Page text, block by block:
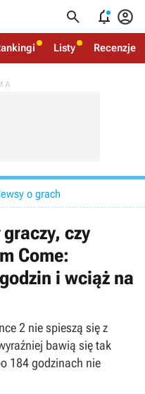
  
Listy Recenzje
o grach
czy
Come:
i wciąż na
2 nie spieszą się z
bawią się tak
184 godzinach nie